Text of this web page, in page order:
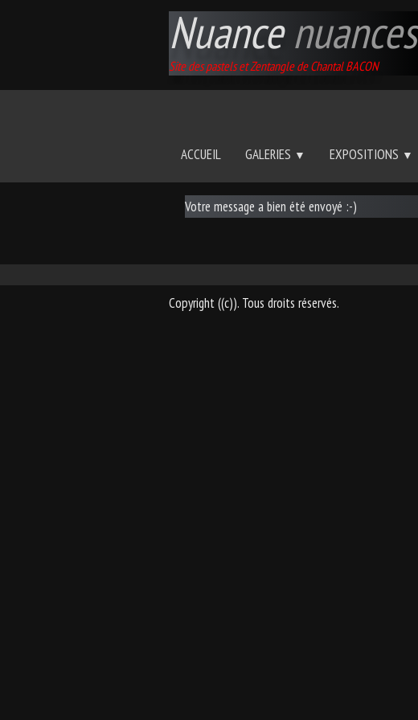
Nuancenuances
Site des pastels et Zentangle de Chantal BACON
ACCUEIL GALERIES ▼ EXPOSITIONS ▼
Votre message a bien été envoyé :-)
Copyright ((c)). Tous droits réservés.